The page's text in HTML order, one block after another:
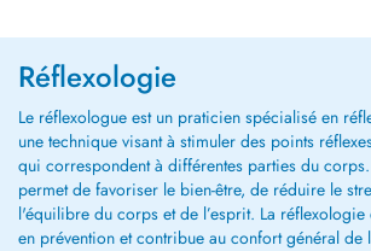
Réflexologie
Le réflexologue est un praticien spécialisé en
une technique visant à stimuler des points
qui correspondent à différentes parties du
permet de favoriser le bien-être, de réduire le
l'équilibre du corps et de l’esprit. La réflexologie
en prévention et contribue au confort général de